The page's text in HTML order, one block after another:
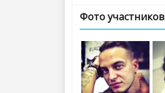
Фото участников